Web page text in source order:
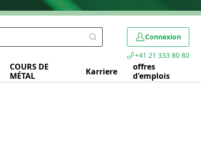
Connexion
+41 21 333 80 80
COURS DE
MÉTAL
Karriere
offres
d'emplois